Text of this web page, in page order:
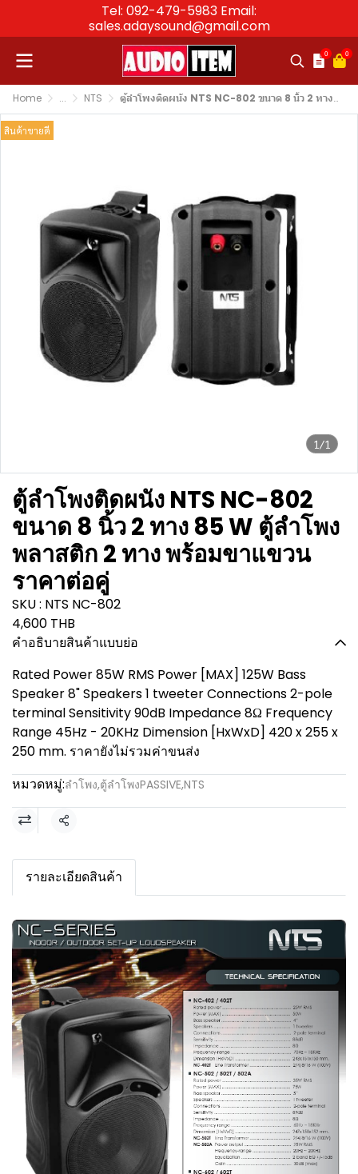
Tel: 092-479-5983 Email:
sales.adaysound@gmail.com
0 0
Home ... NTS ตู้ลำโพงติดผนัง NTS NC-802 ขนาด 8 นิ้ว 2 ทาง 85 W ตู้ลำโพงพลาสติก 2 ทาง พร้อมขาแขวน ราคาต่อคู่
1/1
สินค้าขายดี
ตู้ลำโพงติดผนัง NTS NC-802
ขนาด 8 นิ้ว 2 ทาง 85 W ตู้ลำโพง
พลาสติก 2 ทาง พร้อมขาแขวน
ราคาต่อคู่
SKU : NTS NC-802
4,600 THB
คำอธิบายสินค้าแบบย่อ
Rated Power 85W RMS Power [MAX] 125W Bass
Speaker 8" Speakers 1 tweeter Connections 2-pole
terminal Sensitivity 90dB Impedance 8Ω Frequency
Range 45Hz - 20KHz Dimension [HxWxD] 420 x 255 x
250 mm. ราคายังไม่รวมค่าขนส่ง
หมวดหมู่:ลำโพง,ตู้ลำโพงPASSIVE,NTS
แชร์
รายละเอียดสินค้า